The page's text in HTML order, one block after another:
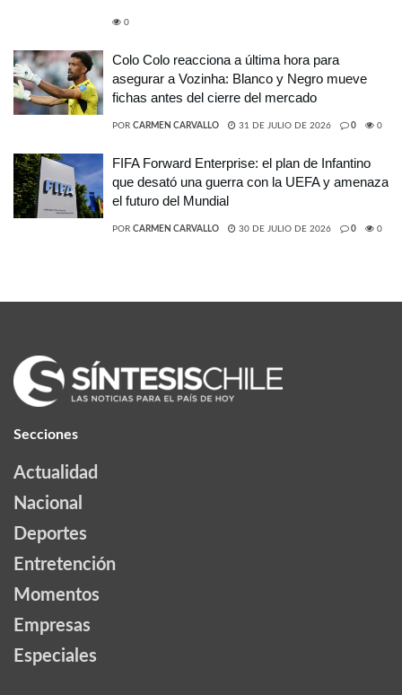
0
Colo Colo reacciona a última hora para
asegurar a Vozinha: Blanco y Negro mueve
fichas antes del cierre del mercado
POR CARMEN CARVALLO 31 DE JULIO DE 2026 0 0
FIFA Forward Enterprise: el plan de Infantino
que desató una guerra con la UEFA y amenaza
el futuro del Mundial
POR CARMEN CARVALLO 30 DE JULIO DE 2026 0 0
Secciones
Actualidad
Nacional
Deportes
Entretención
Momentos
Empresas
Especiales